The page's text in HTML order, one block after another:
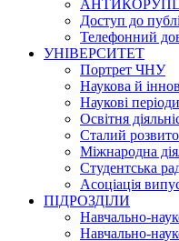
Доступ до
Телефонний
УНІВЕРСИТЕТ
Портрет ЧНУ
Наукова й
Наукові
Освітня
Сталий
Міжнародна
Студентська
Асоціація
ПІДРОЗДІЛИ
Навчально-
Навчально-